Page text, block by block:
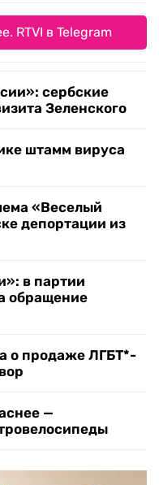
RTVI в Telegram
сербские
Зеленского
штамм вируса
«Веселый
депортации из
в партии
обращение
о продаже ЛГБТ*-
—